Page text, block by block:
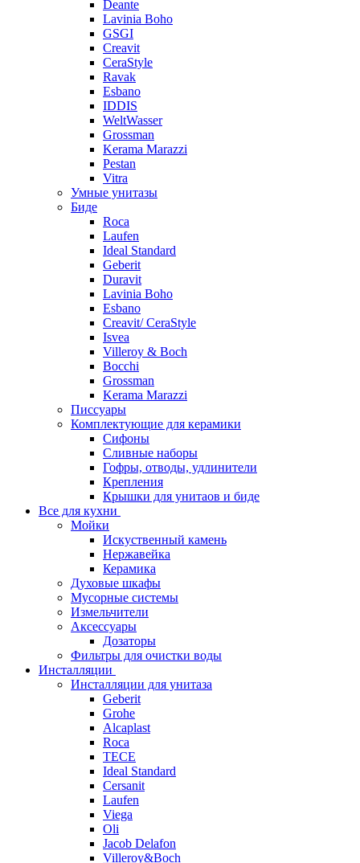
Deante
Lavinia Boho
GSGI
Creavit
CeraStyle
Ravak
Esbano
IDDIS
WeltWasser
Grossman
Kerama Marazzi
Pestan
Vitra
Умные унитазы
Биде
Roca
Laufen
Ideal Standard
Geberit
Duravit
Lavinia Boho
Esbano
Creavit/ CeraStyle
Isvea
Villeroy & Boch
Bocchi
Grossman
Kerama Marazzi
Писсуары
Комплектующие для керамики
Сифоны
Сливные наборы
Гофры, отводы, удлинители
Крепления
Крышки для унитаов и биде
Все для кухни
Мойки
Искуственный камень
Нержавейка
Керамика
Духовые шкафы
Мусорные системы
Измельчители
Аксессуары
Дозаторы
Фильтры для очистки воды
Инсталляции
Инсталляции для унитаза
Geberit
Grohe
Alcaplast
Roca
TECE
Ideal Standard
Cersanit
Laufen
Viega
Oli
Jacob Delafon
Villeroy&Boch